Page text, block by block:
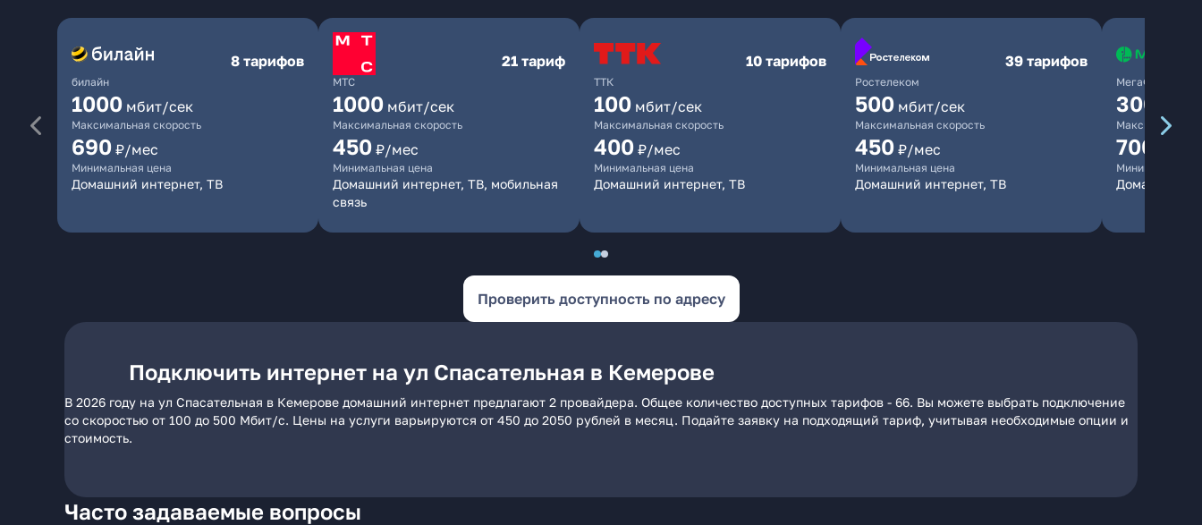
билайн
8 тарифов
1000 мбит/сек
Максимальная скорость
690 ₽/мес
Минимальная цена
Домашний интернет, ТВ
МТС
21 тариф
1000 мбит/сек
Максимальная скорость
450 ₽/мес
Минимальная цена
Домашний интернет, ТВ, мобильная
связь
ТТК
10 тарифов
100 мбит/сек
Максимальная скорость
400 ₽/мес
Минимальная цена
Домашний интернет, ТВ
Ростелеком
39 тарифов
500 мбит/сек
Максимальная скорость
450 ₽/мес
Минимальная цена
Домашний интернет, ТВ
МегаФон
300
Максимальная
700
Минимальная
Домашний
Проверить доступность по адресу
Подключить интернет на ул Спасательная в Кемерове
В 2026 году на ул Спасательная в Кемерове домашний интернет предлагают 2 провайдера. Общее количество доступных тарифов - 66. Вы можете выбрать подключение
со скоростью от 100 до 500 Мбит/с. Цены на услуги варьируются от 450 до 2050 рублей в месяц. Подайте заявку на подходящий тариф, учитывая необходимые опции и
стоимость.
Часто задаваемые вопросы